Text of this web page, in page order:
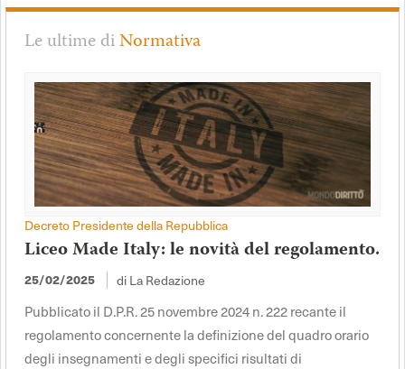
Le ultime diNormativa
Decreto Presidente della Repubblica
Liceo Made Italy: le novità del regolamento.
25/02/2025 di La Redazione
Pubblicato il D.P.R. 25 novembre 2024 n. 222 recante il
regolamento concernente la definizione del quadro orario
degli insegnamenti e degli specifici risultati di